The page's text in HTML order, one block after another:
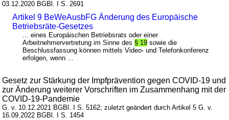
03.12.2020 BGBl. I S. 2691
Artikel 9 BeWeAusbFG Änderung des Europäische
Betriebsräte-Gesetzes
... eines Europäischen Betriebsrats oder einer
Arbeitnehmervertretung im Sinne des § 19 sowie die
Beschlussfassung können mittels Video- und Telefonkonferenz
erfolgen, wenn ...
Gesetz zur Stärkung der Impfprävention gegen COVID-19 und
zur Änderung weiterer Vorschriften im Zusammenhang mit der
COVID-19-Pandemie
G. v. 10.12.2021 BGBl. I S. 5162; zuletzt geändert durch Artikel 5 G. v.
16.09.2022 BGBl. I S. 1454